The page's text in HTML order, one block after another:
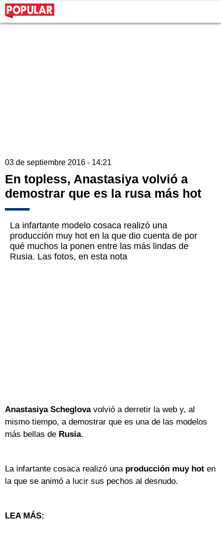
03 de septiembre 2016 - 14:21
En topless, Anastasiya volvió a
demostrar que es la rusa más hot
La infartante modelo cosaca realizó una
producción muy hot en la que dio cuenta de por
qué muchos la ponen entre las más lindas de
Rusia. Las fotos, en esta nota
Anastasiya Scheglovavolvió a derretir la web y, al
mismo tiempo, a demostrar que es una de las modelos
más bellas de Rusia.
La infartante cosaca realizó unaproducción muy hot en
la que se animó a lucir sus pechos al desnudo.
LEA MÁS: